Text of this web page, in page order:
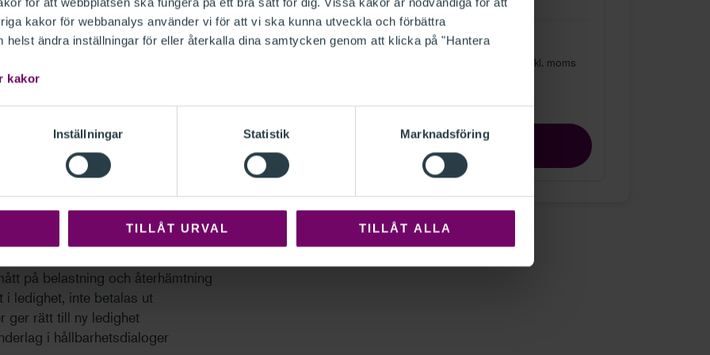
kakor för webbanalys använder vi för att vi ska kunna utveckla och förbättra
helst ändra inställningar för eller återkalla dina samtycken genom att klicka på "Hantera
kakor
Inställningar Statistik Marknadsföring
TILLÅT URVAL TILLÅT ALLA
lönespecifikationen
mängden ad hoc-frågor vid
och en indikator på
på belastning och återhämtning
i ledighet, inte betalas ut
ger rätt till ny ledighet
i hållbarhetsdialoger
Omfattning Pris
1 650 kr exkl. moms